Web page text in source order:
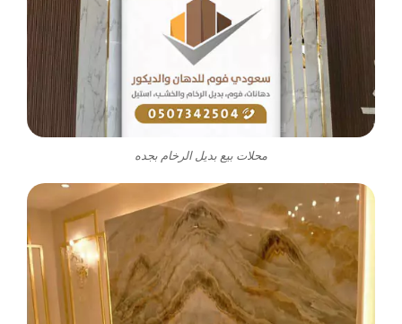
محلات بيع بديل الرخام بجده